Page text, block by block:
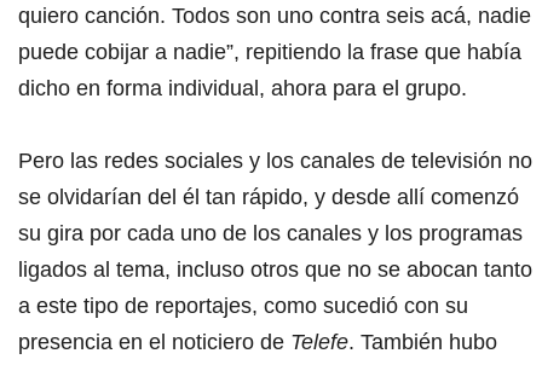
quiero canción. Todos son uno contra seis acá, nadie
puede cobijar a nadie”, repitiendo la frase que había
dicho en forma individual, ahora para el grupo.
Pero las redes sociales y los canales de televisión no
se olvidarían del él tan rápido, y desde allí comenzó
su gira por cada uno de los canales y los programas
ligados al tema, incluso otros que no se abocan tanto
a este tipo de reportajes, como sucedió con su
presencia en el noticiero de Telefe. También hubo